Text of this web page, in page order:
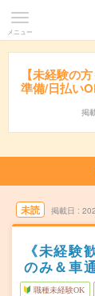
メニュー
【未経験の
準備/日払い
掲
未読 掲載日
《未経験
のみ＆車
職種未経験OK